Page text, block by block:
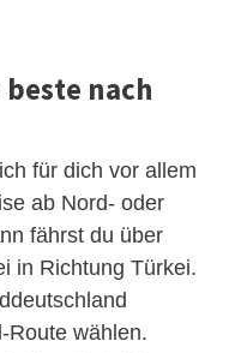
nach
für dich vor allem
ab Nord- oder
fährst du über
in Richtung Türkei.
Route wählen.